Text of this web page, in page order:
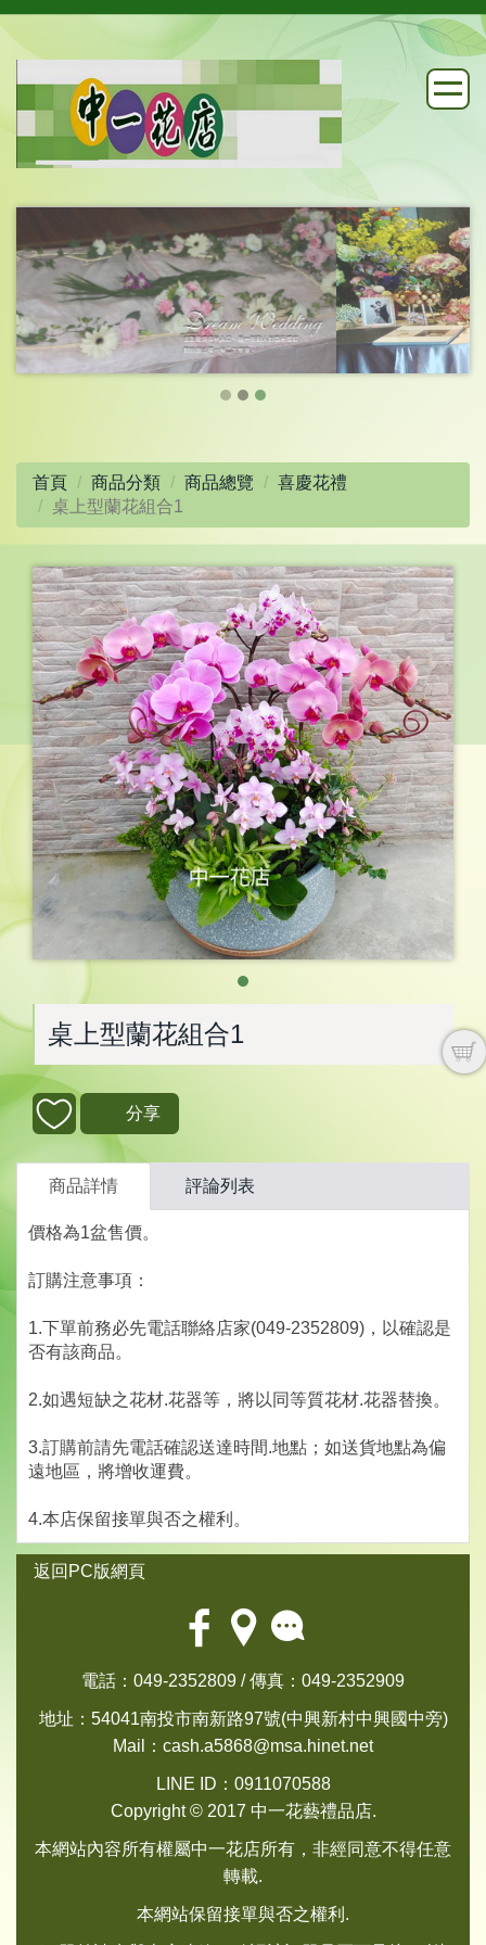
首頁 商品分類 商品總覽
喜慶花禮
桌上型蘭花組合1
桌上型蘭花組合1
分享
商品詳情 評論列表
價格為1盆售價。
訂購注意事項：
1.下單前務必先電話聯絡店家(049-2352809)，以確認是
否有該商品。
2.如遇短缺之花材.花器等，將以同等質花材.花器替換。
3.訂購前請先電話確認送達時間.地點；如送貨地點為偏
遠地區，將增收運費。
4.本店保留接單與否之權利。
返回PC版網頁
電話：049-2352809 / 傳真：049-2352909
地址：54041南投市南新路97號(中興新村中興國中旁)
Mail： cash.a5868@msa.hinet.net
LINE ID：0911070588
Copyright © 2017 中一花藝禮品店.
本網站內容所有權屬中一花店所有，非經同意不得任意
轉載.
本網站保留接單與否之權利.